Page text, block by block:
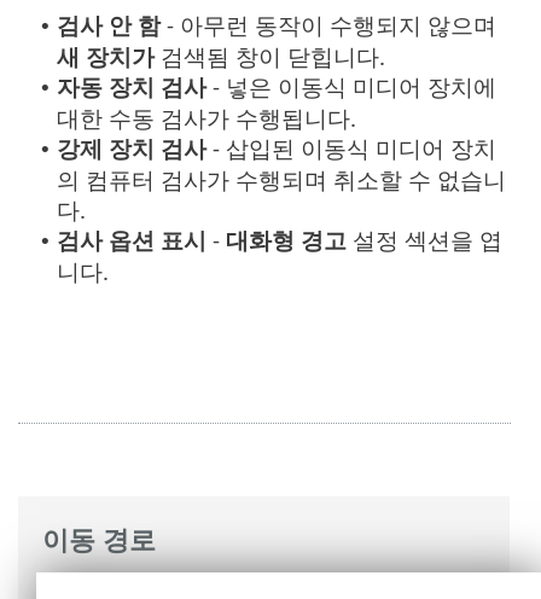
이동 경로
• 검사 안 함- 아무런 동작이 수행되지 않으며
새 장치가검색됨 창이 닫힙니다.
• 자동 장치 검사- 넣은 이동식 미디어 장치에
대한 수동 검사가 수행됩니다.
• 강제 장치 검사- 삽입된 이동식 미디어 장치
의 컴퓨터 검사가 수행되며 취소할 수 없습니
다.
• 검사 옵션 표시 - 대화형 경고 설정 섹션을 엽
니다.